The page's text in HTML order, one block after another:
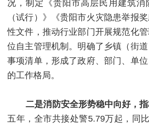
况，制定《贵阳市高层民用建筑消
（试行）》《贵阳市火灾隐患举报
性文件，推动行业部门开展规范化
位自主管理机制。明确了乡镇（街
事项清单，形成了政府、部门、单
的工作格局。
二是消防安全形势稳中向好，指
五年，全市共接处警5.79万起，同